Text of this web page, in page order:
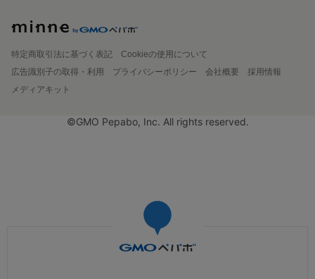
特定商取引法に基づく表記
Cookieの使用について
広告識別子の取得・利用
プライバシーポリシー 会社概要
採用情報
メディアキット
©GMO Pepabo, Inc. All rights reserved.